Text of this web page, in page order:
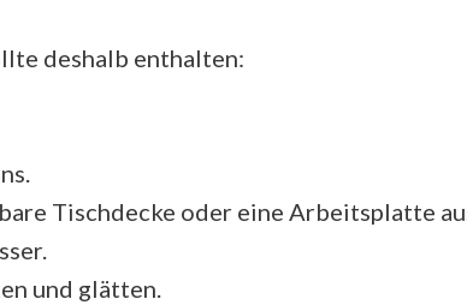
deshalb enthalten:
Tischdecke oder eine Arbeitsplatte
und glätten.